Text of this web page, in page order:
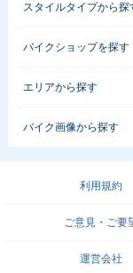
スタイルタイプから探
バイクショップを探す
エリアから探す
バイク画像から探す
利用規約
ご意見・ご要
運営会社